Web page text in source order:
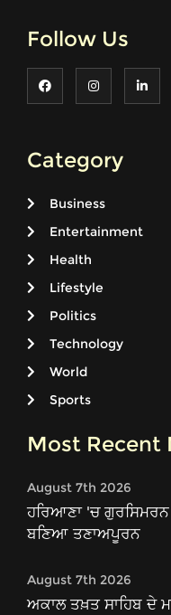
Follow Us
Category
Business
Entertainment
Health
Lifestyle
Politics
Technology
World
Sports
Most Recent
August 7th 2026
ਹਰਿਆਣਾ 'ਚ
ਬਣਿਆ ਤਣਾਅਪੂਰਨ
August 7th 2026
ਅਕਾਲ ਤਖ਼ਤ ਸਾਹਿਬ ਦੇ